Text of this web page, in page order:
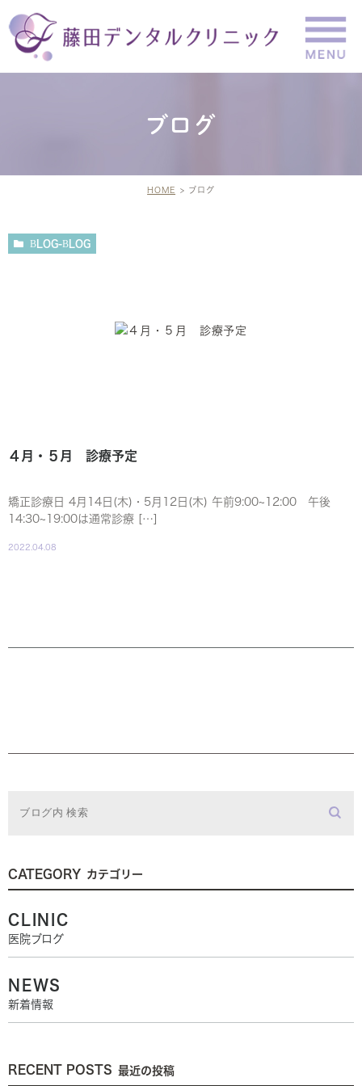
ブログ
HOME ブログ
BLOG-BLOG
４月・５月 診療予定
矯正診療日 4月14日(木)・5月12日(木) 午前9:00~12:00 午後
14:30~19:00は通常診療 […]
2022.04.08
CATEGORY カテゴリー
CLINIC
医院ブログ
NEWS
新着情報
RECENT POSTS 最近の投稿